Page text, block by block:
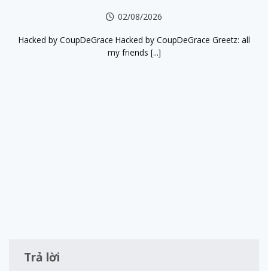
02/08/2026
Hacked by CoupDeGrace Hacked by CoupDeGrace Greetz: all
my friends [...]
Trả lời